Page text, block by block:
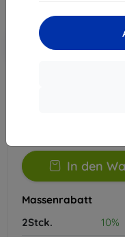
-10%
Rabatt mit
EXTRA10
In den
Massenrabatt
2Stck.
10%